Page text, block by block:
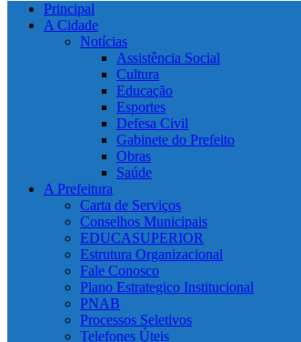
Principal
A Cidade
Notícias
Assistência Social
Cultura
Educação
Esportes
Defesa Civil
Gabinete do Prefeito
Obras
Saúde
A Prefeitura
Carta de Serviços
Conselhos Municipais
EDUCASUPERIOR
Estrutura Organizacional
Fale Conosco
Plano Estrategico Institucional
PNAB
Processos Seletivos
Telefones Úteis